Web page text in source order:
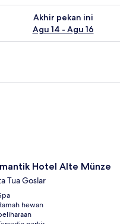
10
Akhir pekan ini
Agu 14 - Agu 16
ketersediaan untuk akhir
Hotel Alte Münze
Tua Goslar
hewan
Hotel Alte Münze